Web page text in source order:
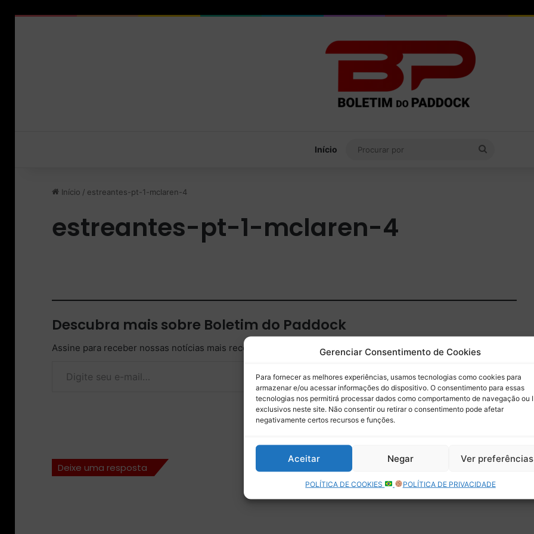
Gerenciar Consentimento de Cookies
Para fornecer as melhores experiências, usamos tecnologias como cookies para
armazenar e/ou acessar informações do dispositivo. O consentimento para essas
tecnologias nos permitirá processar dados como comportamento de navegação ou
exclusivos neste site. Não consentir ou retirar o consentimento pode afetar
negativamente certos recursos e funções.
Aceitar Negar Ver preferências
POLÍTICA DE COOKIES POLÍTICA DE PRIVACIDADE
Início
Início / estreantes-pt-1-mclaren-4
estreantes-pt-1-mclaren-4
Descubra mais sobre Boletim do Paddock
Assine para receber nossas notícias mais recentes por e-mail.
Assinar
Deixe uma resposta